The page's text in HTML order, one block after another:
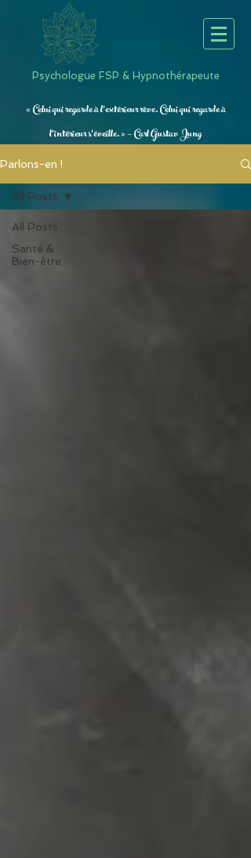
Psychologue FSP & Hypnothérapeute
« Celui qui regarde à l’extérieur rêve. Celui qui regarde à
l’intérieur s’éveille. » — Carl Gustav Jung
Parlons-en !
All Posts
Santé &
Bien-être
All Posts